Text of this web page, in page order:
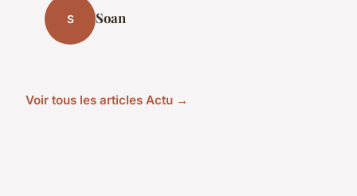
S Soan
Voir tous les articles Actu →